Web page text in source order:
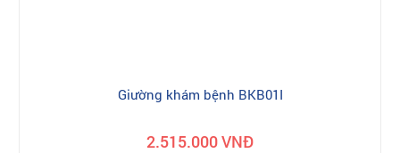
Giường khám bệnh BKB01I
2.515.000 VNĐ